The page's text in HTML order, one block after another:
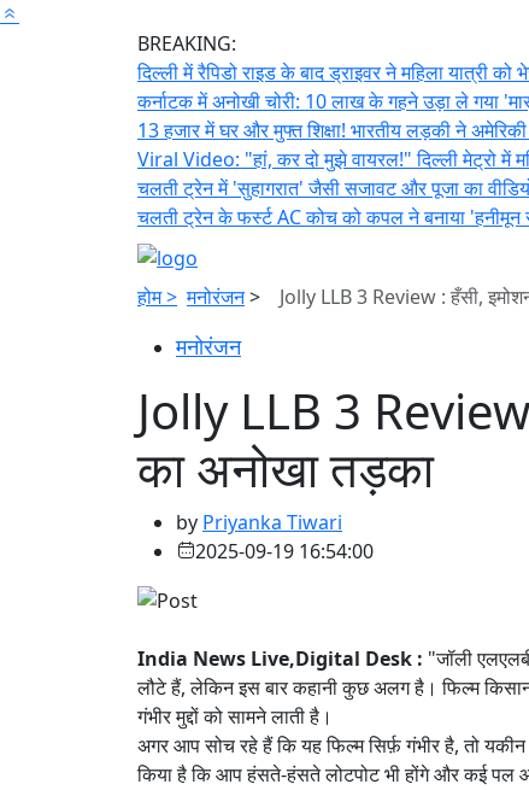
BREAKING:
दिल्ली में रैपिडो राइड के बाद ड्राइवर ने महिला यात्री
कर्नाटक में अनोखी चोरी: 10 लाख के गहने उड़ा ले गया
13 हजार में घर और मुफ्त शिक्षा! भारतीय लड़की ने
Viral Video: "हां, कर दो मुझे वायरल!" दिल्ली मेट्रो में
चलती ट्रेन में 'सुहागरात' जैसी सजावट और पूजा का
चलती ट्रेन के फर्स्ट AC कोच को कपल ने बनाया
होम > मनोरंजन> Jolly LLB 3 Review : हँसी,
मनोरंजन
Jolly LLB 3
का अनोखा तड़का
by Priyanka Tiwari
2025-09-19 16:54:00
India News Live,Digital Desk : "जॉली
लौटे हैं, लेकिन इस बार कहानी कुछ अलग है। फिल्म
गंभीर मुद्दों को सामने लाती है।
अगर आप सोच रहे हैं कि यह फिल्म सिर्फ़ गंभीर है, तो
किया है कि आप हंसते-हंसते लोटपोट भी होंगे और कई